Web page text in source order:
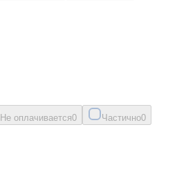
Не оплачивается0 Частично0